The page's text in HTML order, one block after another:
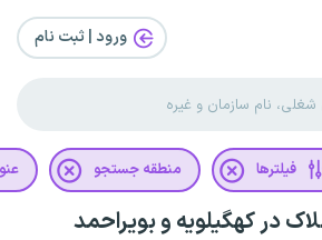
ورود | ثبت‌ نام
فیلترها منطقه جستجو
در کهگیلویه و بویراحمد